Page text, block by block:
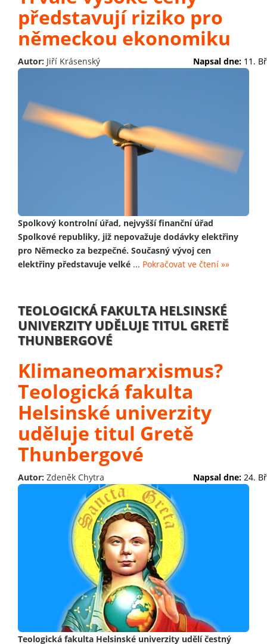
představují riziko pro
německou ekonomiku
Autor: Jiří Krásenský Napsal dne: 11.
Spolkový kontrolní úřad, nejvyšší finanční úřad
Spolkové republiky, již nepovažuje dodávky elektřiny
pro Německo za bezpečné. Současný vývoj cen
elektřiny představuje velké ... Pokračovat ve čtení »»
TEOLOGICKÁ FAKULTA HELSINSKÉ
UNIVERZITY UDĚLUJE TITUL GRETĚ
THUNBERGOVÉ
Klimaneomarxismus?
Teologická fakulta
Helsinské univerzity
uděluje titul Gretě
Thunbergové
Autor: Zdeněk Chytra Napsal dne: 24.
Teologická fakulta Helsinské univerzity udělí čestný